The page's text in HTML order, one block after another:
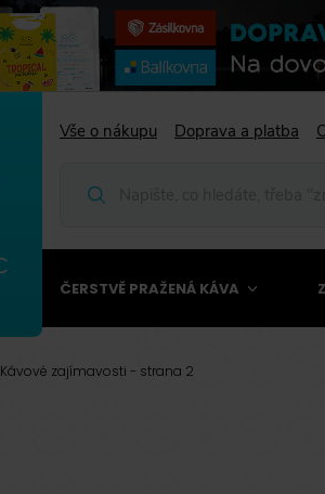
Vše o nákupu Doprava a platba
ČERSTVĚ PRAŽENÁ KÁVA
Kávové zajímavosti - strana 2